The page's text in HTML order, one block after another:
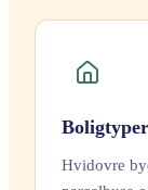
Hvidovre